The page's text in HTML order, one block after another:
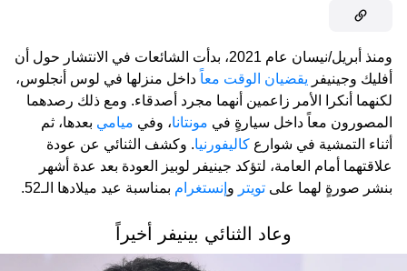
ومنذ أبريل/نيسان عام 2021، بدأت الشائعات في الانتشار حول أن
أفليك وجينيفر يقضيان الوقت معاً داخل منزلها في لوس أنجلوس،
لكنهما أنكرا الأمر زاعمين أنهما مجرد أصدقاء. ومع ذلك رصدهما
المصورون معاً داخل سيارةٍ في مونتانا، وفي ميامي بعدها، ثم
أثناء التمشية في شوارع كاليفورنيا. وكشف الثنائي عن عودة
علاقتهما أمام العامة، لتؤكد جينيفر لوبيز العودة بعد عدة أشهر
بنشر صورةٍ لهما على تويتر و إنستغرام بمناسبة عيد ميلادها الـ52.
وعاد الثنائي بينيفر أخيراً